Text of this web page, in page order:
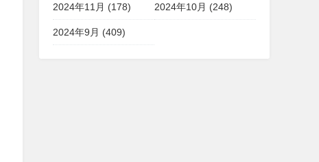
2024年11月 (178) 2024年10月 (248)
2024年9月 (409)